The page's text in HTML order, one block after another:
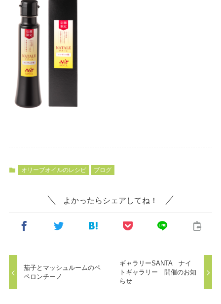
オリーブオイルのレシピ ブログ
よかったらシェアしてね！
茄子とマッシュルームのペ
ペロンチーノ
ギャラリーSANTA ナイ
トギャラリー 開催のお知
らせ